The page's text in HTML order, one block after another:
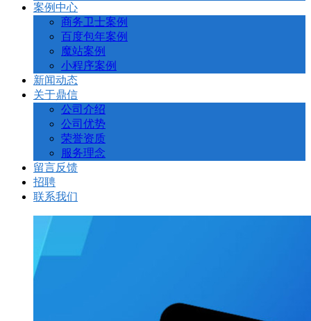
案例中心
商务卫士案例
百度包年案例
魔站案例
小程序案例
新闻动态
关于鼎信
公司介绍
公司优势
荣誉资质
服务理念
留言反馈
招聘
联系我们